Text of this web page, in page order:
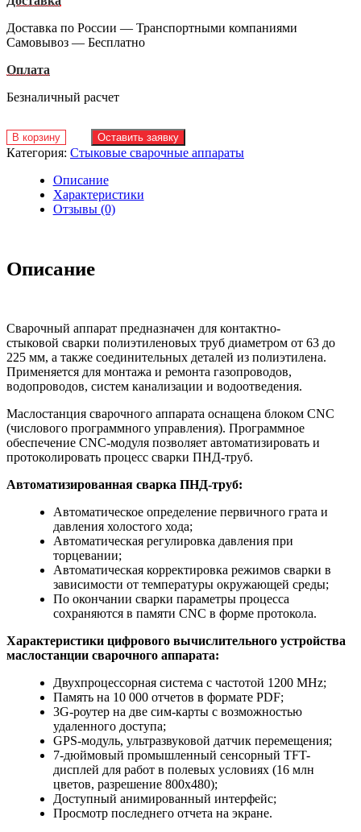
Доставка по России — Транспортными компаниями
Самовывоз — Бесплатно
Оплата
Безналичный расчет
В корзину Оставить заявку
Категория: Стыковые сварочные аппараты
Описание
Характеристики
Отзывы (0)
Описание
Сварочный аппарат предназначен для контактно-
стыковой сварки полиэтиленовых труб диаметром от 63 до
225 мм, а также соединительных деталей из полиэтилена.
Применяется для монтажа и ремонта газопроводов,
водопроводов, систем канализации и водоотведения.
Маслостанция сварочного аппарата оснащена блоком CNC
(числового программного управления). Программное
обеспечение CNC-модуля позволяет автоматизировать и
протоколировать процесс сварки ПНД-труб.
Автоматизированная сварка ПНД-труб:
Автоматическое определение первичного грата и
давления холостого хода;
Автоматическая регулировка давления при
торцевании;
Автоматическая корректировка режимов сварки в
зависимости от температуры окружающей среды;
По окончании сварки параметры процесса
сохраняются в памяти CNC в форме протокола.
Характеристики цифрового вычислительного устройства
маслостанции сварочного аппарата:
Двухпроцессорная система с частотой 1200 MHz;
Память на 10 000 отчетов в формате PDF;
3G-роутер на две сим-карты с возможностью
удаленного доступа;
GPS-модуль, ультразвуковой датчик перемещения;
7-дюймовый промышленный сенсорный TFT-
дисплей для работ в полевых условиях (16 млн
цветов, разрешение 800х480);
Доступный анимированный интерфейс;
Просмотр последнего отчета на экране.